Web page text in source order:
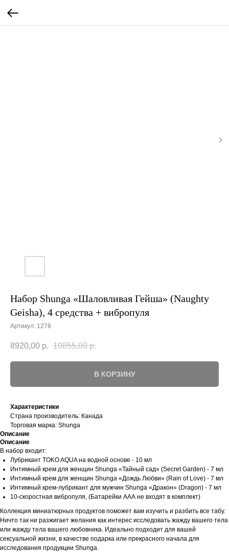
Набор Shunga «Шаловливая Гейша» (Naughty
Geisha), 4 средства + вибропуля
Артикул: 1278
8920,00 р. 10855,00 р.
В КОРЗИНУ
Характеристики
Страна производитель: Канада
Торговая марка: Shunga
Описание
Описание
В набор входит:
Лубрикант TOKO AQUA на водной основе - 10 мл
Интимный крем для женщин Shunga «Тайный сад» (Secret Garden) - 7 мл
Интимный крем для женщин Shunga «Дождь Любви» (Rain of Love) - 7 мл
Интимный крем-лубрикант для мужчин Shunga «Дракон» (Dragon) - 7 мл
10-скоростная вибропуля, (Батарейки ААА не входят в комплект)
Коллекция миниатюрных продуктов поможет вам изучить и разбить все табу.
Ничто так ни разжигает желания как интерес исследовать жажду вашего тела
или жажду тела вашего любовника. Идеально подходит для вашей
сексуальной жизни, в качестве подарка или прекрасного начала для
исследования продукции Shunga.